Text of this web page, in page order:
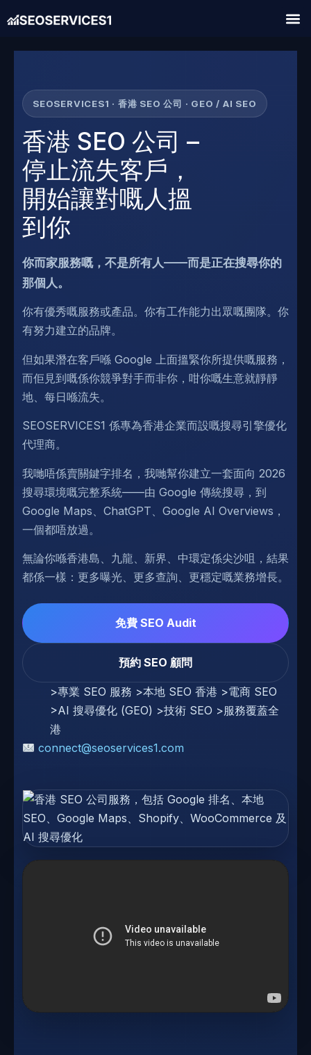
SEOSERVICES1 · 香港 SEO 公司 · GEO / AI SEO
香港 SEO 公司 –
停止流失客戶，
開始讓對嘅人搵
到你
你而家服務嘅，不是所有人——而是正在搜尋你的
那個人。
你有優秀嘅服務或產品。你有工作能力出眾嘅團隊。你
有努力建立的品牌。
但如果潛在客戶喺 Google 上面搵緊你所提供嘅服務，
而佢見到嘅係你競爭對手而非你，咁你嘅生意就靜靜
地、每日喺流失。
SEOSERVICES1 係專為香港企業而設嘅搜尋引擎優化
代理商。
我哋唔係賣關鍵字排名，我哋幫你建立一套面向 2026
搜尋環境嘅完整系統——由 Google 傳統搜尋，到
Google Maps、ChatGPT、Google AI Overviews，
一個都唔放過。
無論你喺香港島、九龍、新界、中環定係尖沙咀，結果
都係一樣：更多曝光、更多查詢、更穩定嘅業務增長。
免費 SEO Audit
預約 SEO 顧問
>專業 SEO 服務 >本地 SEO 香港 >電商 SEO
>AI 搜尋優化 (GEO) >技術 SEO >服務覆蓋全
港
connect@seoservices1.com